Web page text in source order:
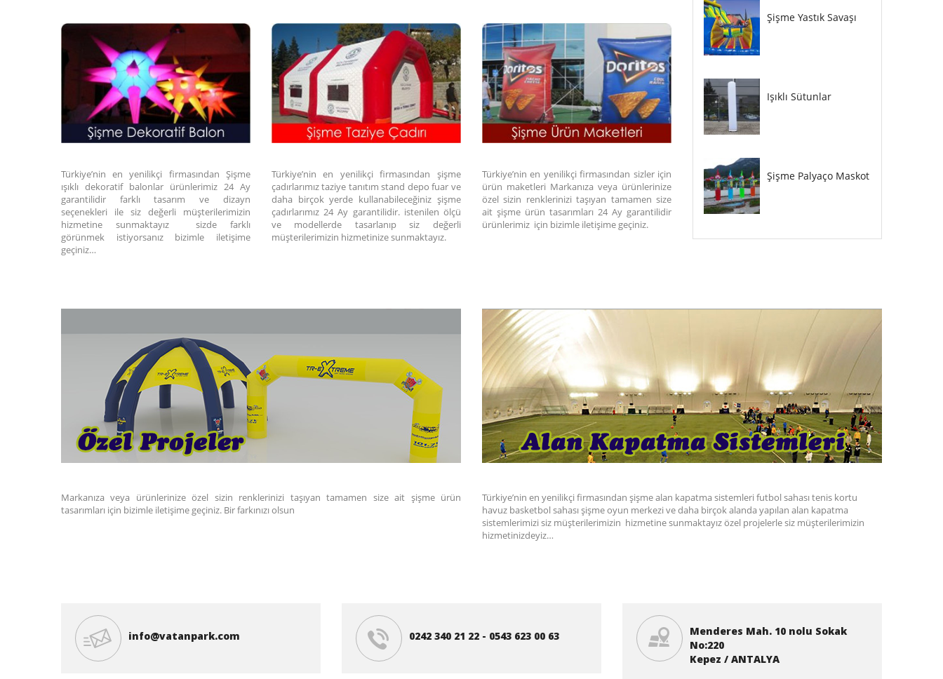
Türkiye’nin en yenilikçi firmasından Şişme
ışıklı dekoratif balonlar ürünlerimiz 24 Ay
garantilidir farklı tasarım ve dizayn
seçenekleri ile siz değerli müşterilerimizin
hizmetine sunmaktayız sizde farklı
görünmek istiyorsanız bizimle iletişime
geçiniz…
Türkiye’nin en yenilikçi firmasından şişme
çadırlarımız taziye tanıtım stand depo fuar ve
daha birçok yerde kullanabileceğiniz şişme
çadırlarımız 24 Ay garantilidir. istenilen ölçü
ve modellerde tasarlanıp siz değerli
müşterilerimizin hizmetinize sunmaktayız.
Türkiye’nin en yenilikçi firmasından sizler için
ürün maketleri Markanıza veya ürünlerinize
özel sizin renklerinizi taşıyan tamamen size
ait şişme ürün tasarımları 24 Ay garantilidir
ürünlerimiz için bizimle iletişime geçiniz.
Şişme Yastık Savaşı
Işıklı Sütunlar
Şişme Palyaço Maskot
Markanıza veya ürünlerinize özel sizin renklerinizi taşıyan tamamen size ait şişme ürün
tasarımları için bizimle iletişime geçiniz. Bir farkınızı olsun
Türkiye’nin en yenilikçi firmasından şişme alan kapatma sistemleri futbol sahası tenis kortu
havuz basketbol sahası şişme oyun merkezi ve daha birçok alanda yapılan alan kapatma
sistemlerimizi siz müşterilerimizin hizmetine sunmaktayız özel projelerle siz müşterilerimizin
hizmetinizdeyiz…
info@vatanpark.com 0242 340 21 22 - 0543 623 00 63
Menderes Mah. 10 nolu Sokak
No:220
Kepez / ANTALYA